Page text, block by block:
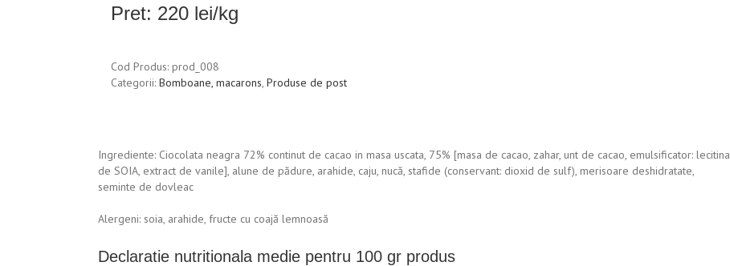
Pret: 220 lei/kg
Cod Produs: prod_008
Categorii: Bomboane, macarons, Produse de post
Ingrediente: Ciocolata neagra 72% continut de cacao in masa uscata, 75% [masa de cacao, zahar, unt de cacao, emulsificator: lecitina
de SOIA, extract de vanile], alune de pădure, arahide, caju, nucă, stafide (conservant: dioxid de sulf), merisoare deshidratate,
seminte de dovleac
Alergeni: soia, arahide, fructe cu coajă lemnoasă
Declaratie nutritionala medie pentru 100 gr produs